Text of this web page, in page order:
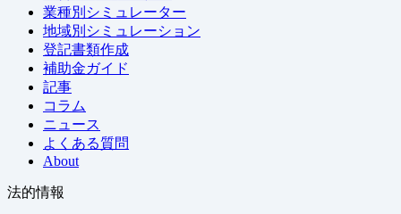
業種別シミュレーター
地域別シミュレーション
登記書類作成
補助金ガイド
記事
コラム
ニュース
よくある質問
About
法的情報